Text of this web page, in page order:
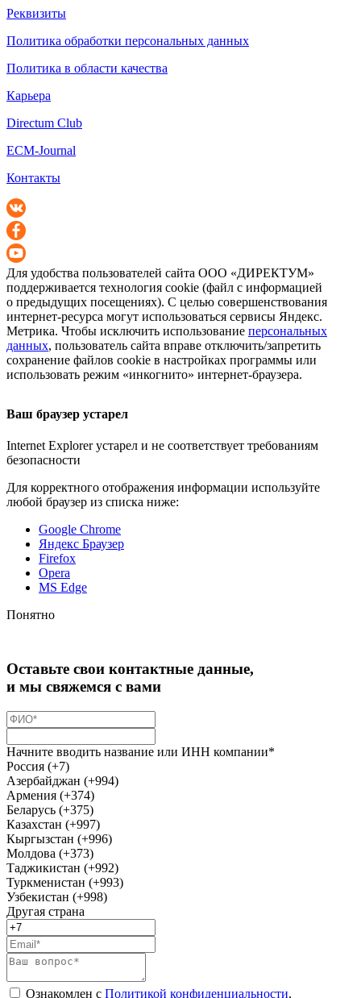
Реквизиты
Политика обработки персональных данных
Политика в области качества
Карьера
Directum Club
ECM-Journal
Контакты
Для удобства пользователей сайта ООО «ДИРЕКТУМ»
поддерживается технология cookie (файл с информацией
о предыдущих посещениях). С целью совершенствования
интернет-ресурса могут использоваться сервисы Яндекс.
Метрика. Чтобы исключить использование персональных
данных, пользователь сайта вправе отключить/запретить
сохранение файлов cookie в настройках программы или
использовать режим «инкогнито» интернет-браузера.
Ваш браузер устарел
Internet Explorer устарел и не соответствует требованиям
безопасности
Для корректного отображения информации используйте
любой браузер из списка ниже:
Google Chrome
Яндекс Браузер
Firefox
Opera
MS Edge
Понятно
Оставьте свои контактные данные,
и мы свяжемся с вами
Начните вводить название или ИНН компании*
Россия (+7)
Азербайджан (+994)
Армения (+374)
Беларусь (+375)
Казахстан (+997)
Кыргызстан (+996)
Молдова (+373)
Таджикистан (+992)
Туркменистан (+993)
Узбекистан (+998)
Другая страна
Ознакомлен с Политикой конфиденциальности,